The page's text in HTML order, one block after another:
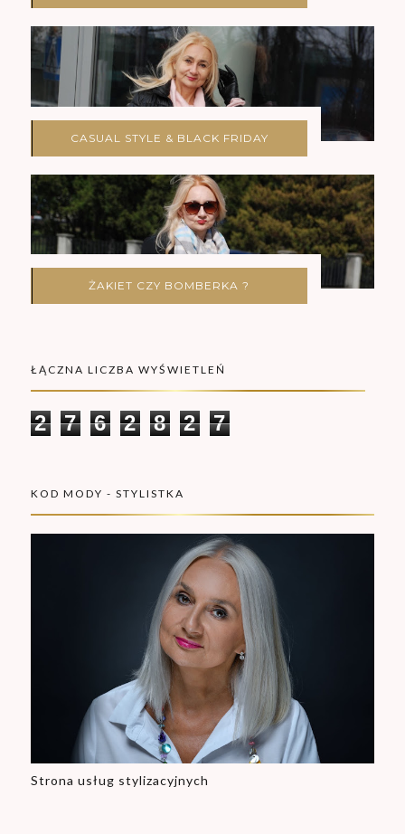
CASUAL STYLE & BLACK FRIDAY
ŻAKIET CZY BOMBERKA ?
ŁĄCZNA LICZBA WYŚWIETLEŃ
2 7 6 2 8 2 7
KOD MODY - STYLISTKA
Strona usług stylizacyjnych